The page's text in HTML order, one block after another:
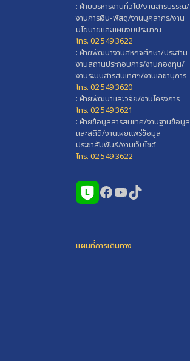
: ฝ่ายบริหารงานทั่วไป/งานสารบรรณ/
งานการเงิน-พัสดุ/งานบุคลากร/งาน
นโยบายและแผนงบประมาณ
โทร. 02 549 3622
: ฝ่ายพัฒนางานสหกิจศึกษา/ประสาน
งานสถานประกอบการ/งานกองทุน/
งานระบบสารสนเทศฯ/งานเลขานุการ
โทร. 02 549 3620
: ฝ่ายพัฒนาและวิจัย/งานโครงการ
โทร. 02 549 3621
: ฝ่ายข้อมูลสารสนเทศ/งานฐานข้อมูล
และสถิติ/งานเผยแพร่ข้อมูล
ประชาสัมพันธ์/งานเว็บไซต์
โทร. 02 549 3622
Facebook
YouTube
TikTok
แผนที่การเดินทาง